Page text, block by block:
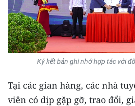
TIN MỚI
TIN ĐỊA PHƯƠNG
Trung du và miền núi phía Bắc
Bắc Trung Bộ
Ký kết bản ghi nhớ hợp tác với
Tại các gian hàng, các nhà
viên có dịp gặp gỡ, trao đổi,